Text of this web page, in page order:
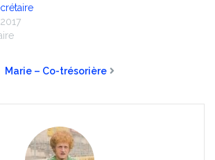
Marie – Co-trésorière